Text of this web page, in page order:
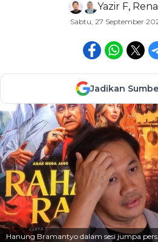
Yazir F,
Sabtu, 27 September
Jadikan
Hanung Bramantyo dalam sesi jumpa pers